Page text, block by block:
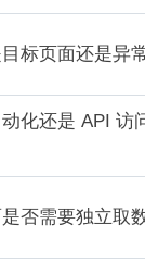
标页面还是异
化还是 API 访
否需要独立取